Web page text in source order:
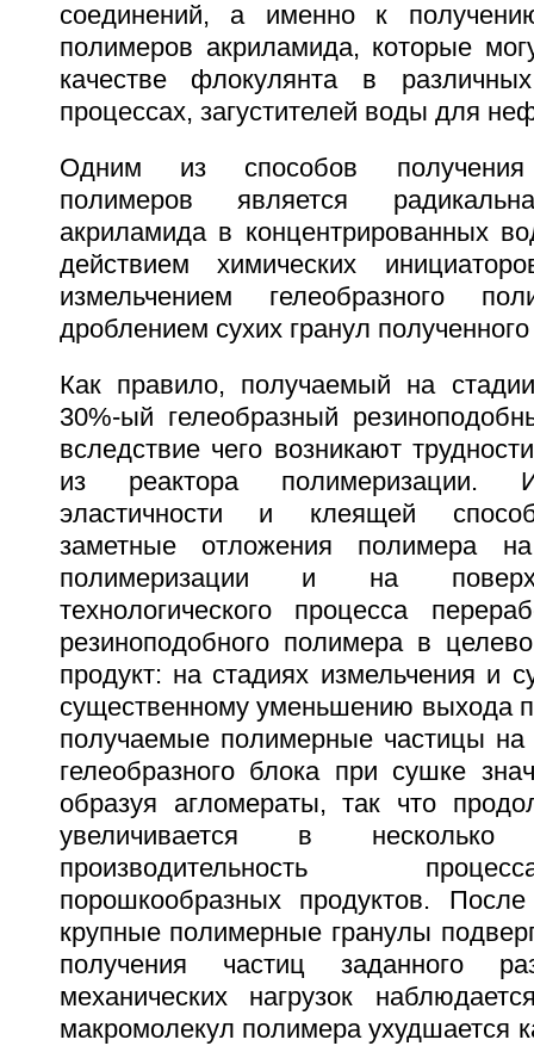
соединений, а именно к
полимеров акриламида, которые
качестве флокулянта в
процессах, загустителей воды для
Одним из способов получения
полимеров является
акриламида в концентрированных
действием химических
измельчением гелеобразного
дроблением сухих гранул
Как правило, получаемый на
30%-ый гелеобразный
вследствие чего возникают
из реактора полимеризации.
эластичности и клеящей
заметные отложения полимера
полимеризации и на
технологического процесса
резиноподобного полимера в
продукт: на стадиях измельчения и
существенному уменьшению выхода
получаемые полимерные частицы на
гелеобразного блока при сушке
образуя агломераты, так что
увеличивается в
производительность
порошкообразных продуктов.
крупные полимерные гранулы
получения частиц заданного
механических нагрузок
макромолекул полимера ухудшается